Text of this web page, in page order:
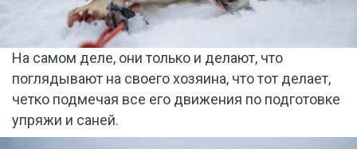
На самом деле, они только и делают, что
поглядывают на своего хозяина, что тот делает,
четко подмечая все его движения по подготовке
упряжи и саней.